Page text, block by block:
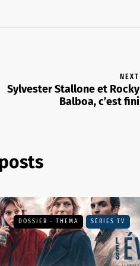
NEXT
Sylvester Stallone et Rocky
Balboa, c’est fini
DOSSIER - THEMA SÉRIES TV